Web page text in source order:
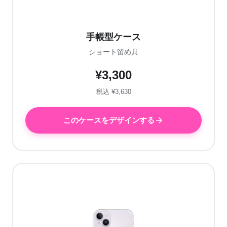
手帳型ケース
ショート留め具
¥3,300
税込 ¥3,630
このケースをデザインする